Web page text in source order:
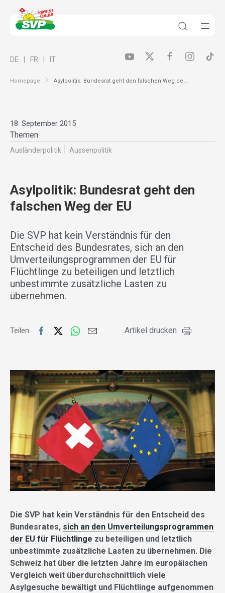
Homepage Asylpolitik: Bundesrat geht den falschen Weg de...
DE FR IT
18. September 2015
Themen
Ausländer­politik Aussenpolitik
Asylpolitik: Bundesrat geht den
falschen Weg der EU
Die SVP hat kein Verständnis für den
Entscheid des Bundesrates, sich an den
Umverteilungsprogrammen der EU für
Flüchtlinge zu beteiligen und letztlich
unbestimmte zusätzliche Lasten zu
übernehmen.
Teilen Artikel drucken
Die SVP hat kein Verständnis für den Entscheid des
Bundesrates, sich an den Umverteilungsprogrammen
der EU für Flüchtlinge zu beteiligen und letztlich
unbestimmte zusätzliche Lasten zu übernehmen. Die
Schweiz hat über die letzten Jahre im europäischen
Vergleich weit überdurchschnittlich viele
Asylgesuche bewältigt und Flüchtlinge aufgenommen